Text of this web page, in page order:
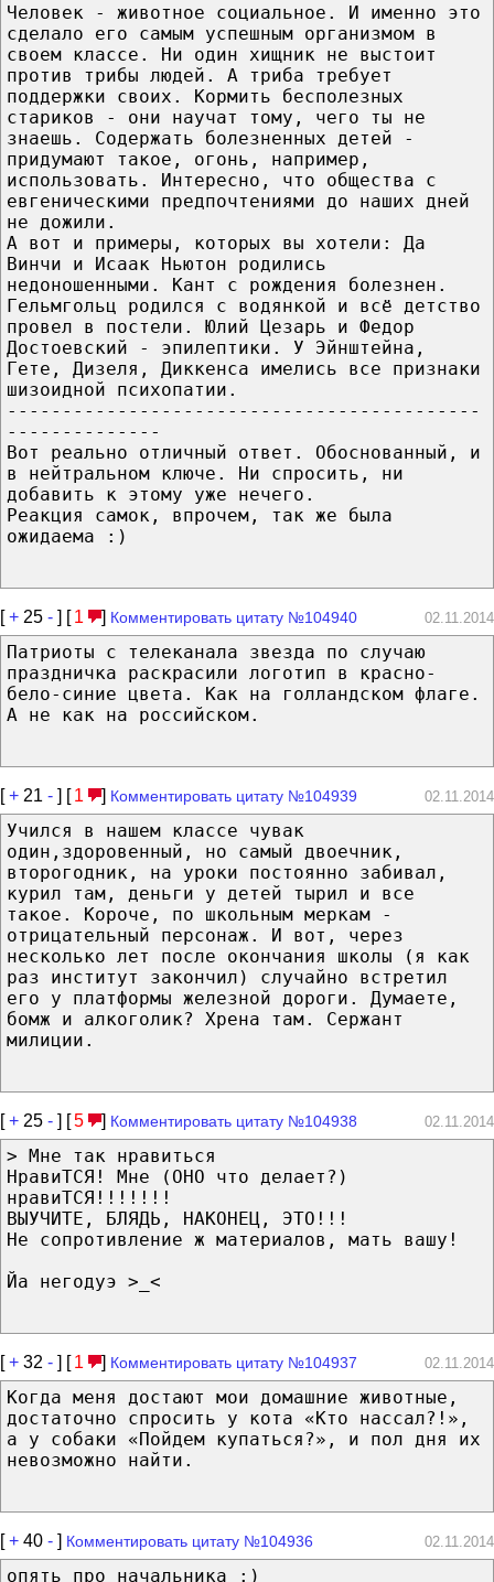
Человек - животное социальное. И именно это
сделало его самым успешным организмом в
своем классе. Ни один хищник не выстоит
против трибы людей. А триба требует
поддержки своих. Кормить бесполезных
стариков - они научат тому, чего ты не
знаешь. Содержать болезненных детей -
придумают такое, огонь, например,
использовать. Интересно, что общества с
евгеническими предпочтениями до наших дней
не дожили.
А вот и примеры, которых вы хотели: Да
Винчи и Исаак Ньютон родились
недоношенными. Кант с рождения болезнен.
Гельмгольц родился с водянкой и всё детство
провел в постели. Юлий Цезарь и Федор
Достоевский - эпилептики. У Эйнштейна,
Гете, Дизеля, Диккенса имелись все признаки
шизоидной психопатии.
-------------------------------------------
--------------
Вот реально отличный ответ. Обоснованный, и
в нейтральном ключе. Ни спросить, ни
добавить к этому уже нечего.
Реакция самок, впрочем, так же была
ожидаема :)
[+ 25 - ] [ 1 ] Комментировать цитату №104940 02.11.2014
Патриоты с телеканала звезда по случаю
праздничка раскрасили логотип в красно-
бело-синие цвета. Как на голландском флаге.
А не как на российском.
[+ 21 - ] [ 1 ] Комментировать цитату №104939 02.11.2014
Учился в нашем классе чувак
один,здоровенный, но самый двоечник,
второгодник, на уроки постоянно забивал,
курил там, деньги у детей тырил и все
такое. Короче, по школьным меркам -
отрицательный персонаж. И вот, через
несколько лет после окончания школы (я как
раз институт закончил) случайно встретил
его у платформы железной дороги. Думаете,
бомж и алкоголик? Хрена там. Сержант
милиции.
[+ 25 - ] [5 ] Комментировать цитату №104938 02.11.2014
> Мне так нравиться
НравиТСЯ! Мне (ОНО что делает?)
нравиТСЯ!!!!!!!
ВЫУЧИТЕ, БЛЯДЬ, НАКОНЕЦ, ЭТО!!!
Не сопротивление ж материалов, мать вашу!
Йа негодуэ >_<
[+ 32 - ] [ 1 ] Комментировать цитату №104937 02.11.2014
Когда меня достают мои домашние животные,
достаточно спросить у кота «Кто нассал?!»,
а у собаки «Пойдем купаться?», и пол дня их
невозможно найти.
[+ 40 - ] Комментировать цитату №104936 02.11.2014
опять про начальника :)